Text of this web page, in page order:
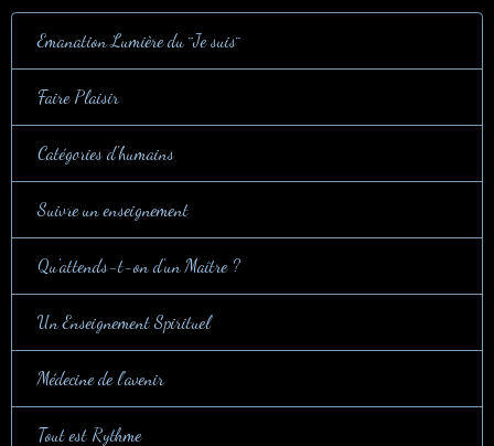
Emanation Lumière du ¨Je suis¨
Faire Plaisir
Catégories d'humains
Suivre un enseignement
Qu'attends-t-on d'un Maître ?
Un Enseignement Spirituel
Médecine de l'avenir
Tout est Rythme